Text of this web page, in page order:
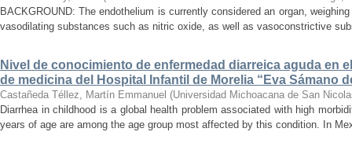
BACKGROUND: The endothelium is currently considered an organ,
vasodilating substances such as nitric oxide, as well as vasoconstrictive
Nivel de conocimiento de enfermedad diarreica aguda en
de medicina del Hospital Infantil de Morelia “Eva Sámano
Castañeda Téllez, Martín Emmanuel (Universidad Michoacana de San
Diarrhea in childhood is a global health problem associated with high
years of age are among the age group most affected by this condition. In